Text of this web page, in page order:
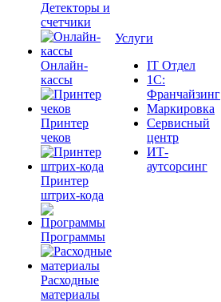
Детекторы и
счетчики
Онлайн-
кассы
Принтер
чеков
Принтер
штрих-кода
Программы
Расходные
материалы
Услуги
IT Отдел
1С:
Франчайзинг
Маркировка
Сервисный
центр
ИТ-
аутсорсинг